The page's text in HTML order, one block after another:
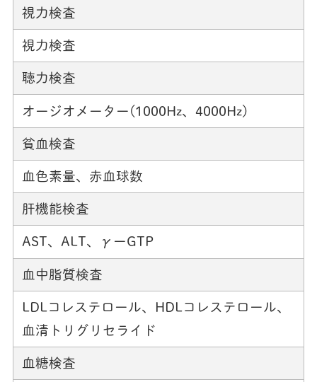
視力検査
視力検査
聴力検査
オージオメーター(1000Hz、4000Hz)
貧血検査
血色素量、赤血球数
肝機能検査
AST、ALT、γーGTP
血中脂質検査
LDLコレステロール、HDLコレステロール、
血清トリグリセライド
血糖検査